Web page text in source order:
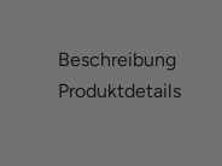
Beschreibung
Produktdetails